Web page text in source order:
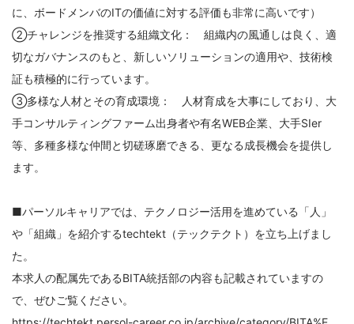
に、ボードメンバのITの価値に対する評価も非常に高いです）
②チャレンジを推奨する組織文化： 組織内の風通しは良く、適
切なガバナンスのもと、新しいソリューションの適用や、技術検
証も積極的に行っています。
③多様な人材とその育成環境： 人材育成を大事にしており、大
手コンサルティングファーム出身者や有名WEB企業、大手SIer
等、多種多様な仲間と切磋琢磨できる、更なる成長機会を提供し
ます。
■パーソルキャリアでは、テクノロジー活用を進めている「人」
や「組織」を紹介するtechtekt（テックテクト）を立ち上げまし
た。
本求人の配属先であるBITA統括部の内容も記載されていますの
で、ぜひご覧ください。